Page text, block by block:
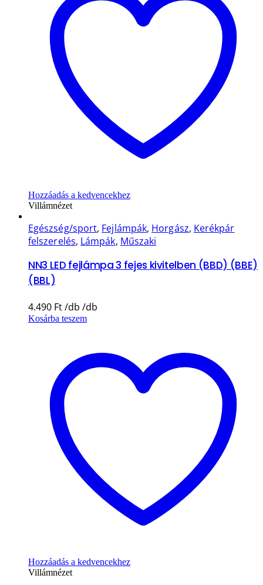
Hozzáadás a kedvencekhez
Villámnézet
Egészség/sport, Fejlámpák, Horgász, Kerékpár
felszerelés, Lámpák, Műszaki
NN3 LED fejlámpa 3 fejes kivitelben (BBD) (BBE)
(BBL)
4.490 Ft
Kosárba teszem
Hozzáadás a kedvencekhez
Villámnézet